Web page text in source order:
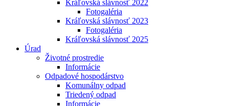
Kráľovská slávnosť 2022
Fotogaléria
Kráľovská slávnosť 2023
Fotogaléria
Kráľovská slávnosť 2025
Úrad
Životné prostredie
Informácie
Odpadové hospodárstvo
Komunálny odpad
Triedený odpad
Informácie